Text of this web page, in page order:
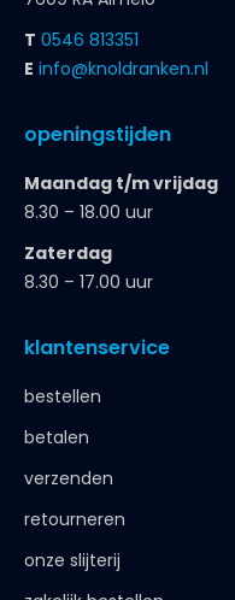
T 0546 813351
E info@knoldranken.nl
openingstijden
Maandag t/m vrijdag
8.30 – 18.00 uur
Zaterdag
8.30 – 17.00 uur
klantenservice
bestellen
betalen
verzenden
retourneren
onze slijterij